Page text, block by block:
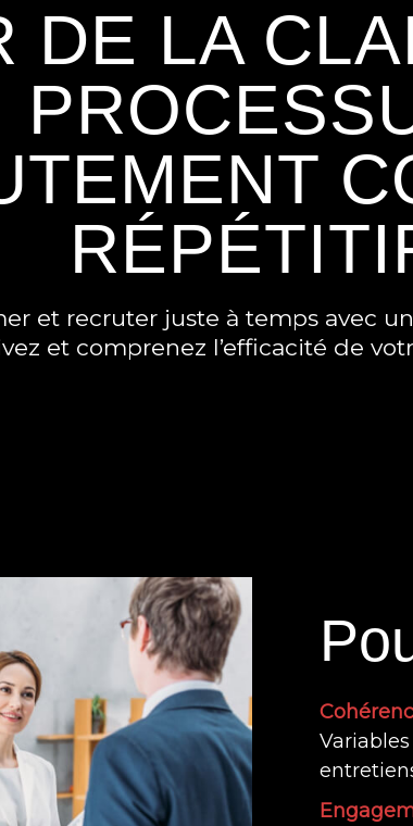
DE LA
et recruter juste à temps avec
et comprenez l’efficacité de